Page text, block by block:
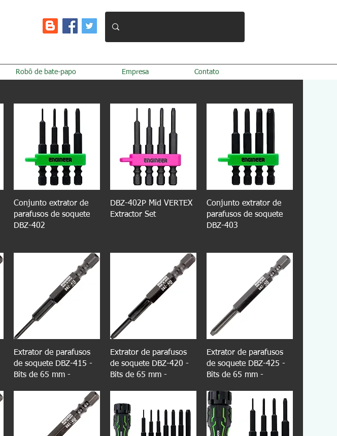
Robô de bate-papo Empresa Contato
Conjunto extrator de
parafusos de soquete
DBZ-402
DBZ-402P Mid VERTEX
Extractor Set
Conjunto extrator de
parafusos de soquete
DBZ-403
Extrator de parafusos
de soquete DBZ-415 -
Bits de 65 mm -
Extrator de parafusos
de soquete DBZ-420 -
Bits de 65 mm -
Extrator de parafusos
de soquete DBZ-425 -
Bits de 65 mm -